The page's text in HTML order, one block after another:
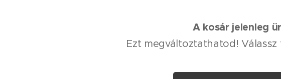
A kosár jelenleg
Ezt megváltoztathatod! Válassz